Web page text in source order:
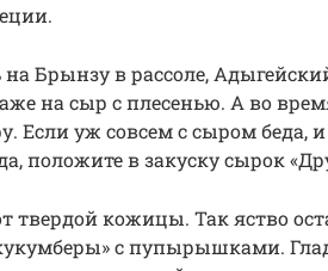
Брынзу в рассоле,
на сыр с плесенью. А во
Если уж совсем с сыром беда,
положите в закуску сырок
твердой кожицы. Так яство
с пупырышками.